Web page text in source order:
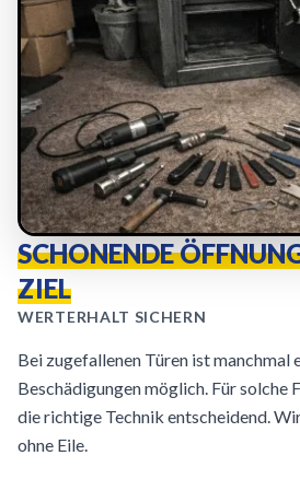
SCHONENDE
ZIEL
WERTERHALT SICHERN
Bei zugefallenen Türen ist manchmal
Beschädigungen möglich. Für solche
die richtige Technik entscheidend.
ohne Eile.